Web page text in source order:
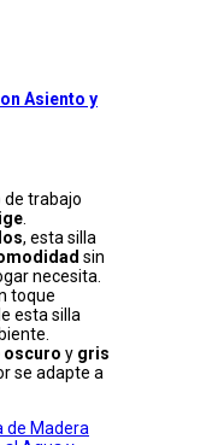
Asiento y
trabajo
, esta silla
sin
necesita.
toque
esta silla
oscuro y gris
se adapte a